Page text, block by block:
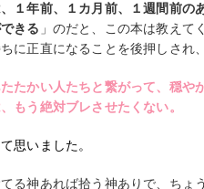
１年前、１カ月前、１週間前の
きる 」のだと、この本は教えて
に正直になることを後押しされ
たかい人たちと繋がって、穏や
もう絶対ブレさせたくない。
思いました。
る神あれば拾う神ありで、ちょ